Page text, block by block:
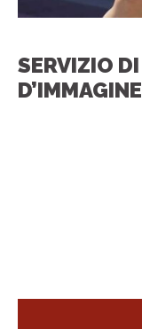
SERVIZIO